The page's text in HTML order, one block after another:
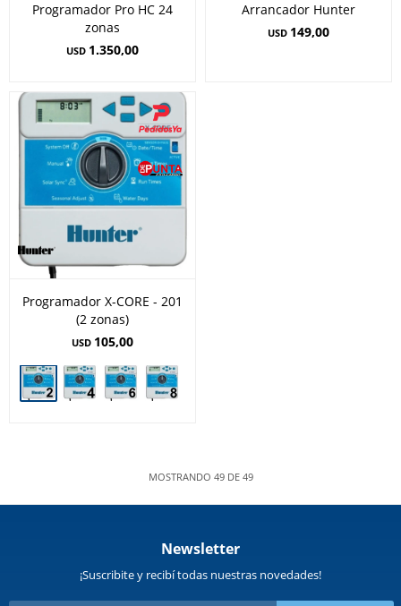
Programador Pro HC 24
zonas
USD 1.350,00
Arrancador Hunter
USD 149,00
Programador X-CORE - 201
(2 zonas)
USD 105,00
MOSTRANDO 49DE 49
Newsletter
¡Suscribite y recibí todas nuestras novedades!